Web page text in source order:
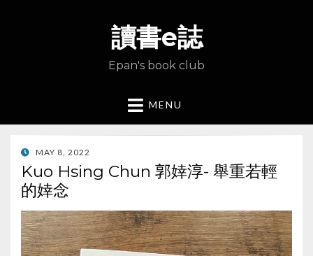
讀書e誌
Epan's book club
MENU
POSTED
ON
MAY 8, 2022
Kuo Hsing Chun 郭婞淳- 舉重若輕
的婞念